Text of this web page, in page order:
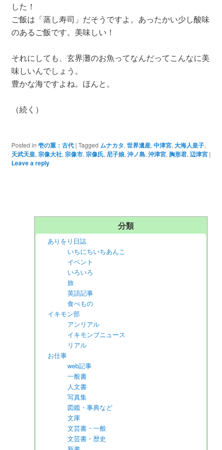
した！
ご飯は「蒸し寿司」だそうですよ。あったかい少し酸味
のあるご飯です。美味しい！
それにしても、玄界灘のお魚ってなんだってこんなに美
味しいんでしょう。
豊かな海ですよね。ほんと。
（続く）
Posted in 壱の重：古代 | Tagged ムナカタ, 世界遺産, 中津宮, 大海人皇子,
天武天皇, 宗像大社, 宗像市, 宗像氏, 尼子娘, 沖ノ島, 沖津宮, 胸形君, 辺津宮 |
Leave a reply
分類
ありをり日誌
いちにちいちあんこ
イベント
いろいろ
旅
英語記事
食べもの
イキモン部
アンリアル
イキモンブニュース
リアル
お仕事
web記事
一般書
人文書
写真集
図鑑・事典など
文庫
文芸書・一般
文芸書・歴史